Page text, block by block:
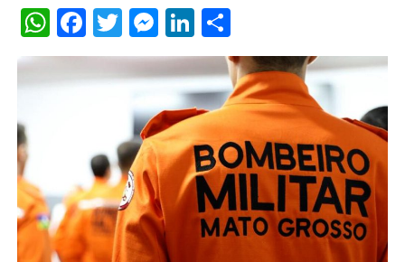
WhatsApp
Facebook
TwitterMessenger
LinkedIn